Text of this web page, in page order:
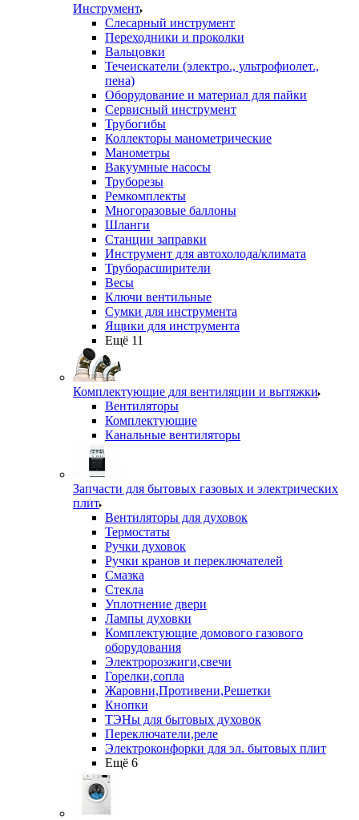
Инструмент
Слесарный инструмент
Переходники и проколки
Вальцовки
Течеискатели (электро., ультрофиолет.,
пена)
Оборудование и материал для пайки
Сервисный инструмент
Трубогибы
Коллекторы манометрические
Манометры
Вакуумные насосы
Труборезы
Ремкомплекты
Многоразовые баллоны
Шланги
Станции заправки
Инструмент для автохолода/климата
Труборасширители
Весы
Ключи вентильные
Сумки для инструмента
Ящики для инструмента
Ещё 11
Комплектующие для вентиляции и вытяжки
Вентиляторы
Комплектующие
Канальные вентиляторы
Запчасти для бытовых газовых и электрических
плит
Вентиляторы для духовок
Термостаты
Ручки духовок
Ручки кранов и переключателей
Смазка
Стекла
Уплотнение двери
Лампы духовки
Комплектующие домового газового
оборудования
Электророзжиги,свечи
Горелки,сопла
Жаровни,Противени,Решетки
Кнопки
ТЭНы для бытовых духовок
Переключатели,реле
Электроконфорки для эл. бытовых плит
Ещё 6